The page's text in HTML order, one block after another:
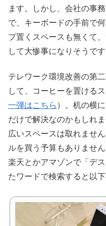
ます。しかし、会社の事
で、キーボードの手前で
プ置くスペースも無くて
して大惨事になりそうです
テレワーク環境改善の第
して、コーヒーを置ける
一弾はこちら ）。机の横
だけで解決なのかもしれ
広いスペースは取れませ
ルを買う予算もありません
楽天とかアマゾンで「デ
たワードで検索すると以